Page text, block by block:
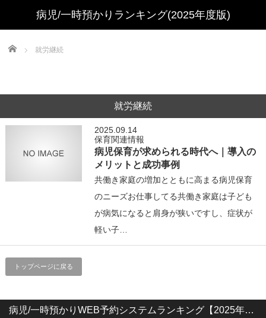
Home 就労継続
就労継続
2025.09.14
保育関連情報
病児保育が求められる時代へ｜導入の
メリットと成功事例
共働き家庭の増加とともに高まる病児保育
のニーズお仕事してる共働き家庭は子ども
が病気になると肩身が狭いですし、症状が
軽い子…
トップページに戻る
病児/一時預かりWEB予約システムランキング【2025年版】